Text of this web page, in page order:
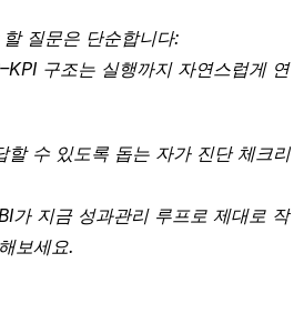
질문은 단순합니다:
구조는 실행까지 자연스럽게 연
할 수 있도록 돕는 자가 진단 체크리
가 지금 성과관리 루프로 제대로 작
보세요.